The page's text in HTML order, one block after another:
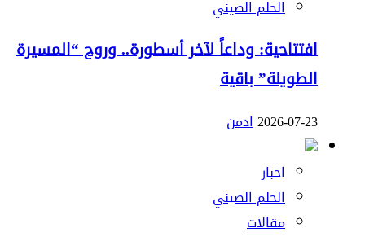
الحلم الصيني
افتتاحية: وداعاً لآخر أسطورة.. وروح “المسيرة
الطويلة” باقية
2026-07-23ادمن
اخبار
الحلم الصيني
مقالات